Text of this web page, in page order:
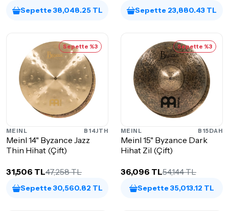
Sepette 38,048.25 TL Sepette 23,880.43 TL
Sepette %3
MEINL B14JTH
Meinl 14" Byzance Jazz
Thin Hihat (Çift)
31,506 TL47,258 TL
Sepette 30,560.82 TL
Sepette %3
MEINL B15DAH
Meinl 15" Byzance Dark
Hihat Zil (Çift)
36,096 TL54,144 TL
Sepette 35,013.12 TL